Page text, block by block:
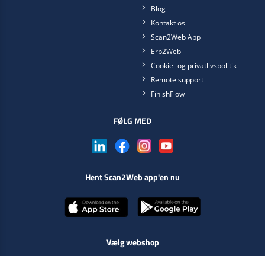
Blog
Kontakt os
Scan2Web App
Erp2Web
Cookie- og privatlivspolitik
Remote support
FinishFlow
FØLG MED
Hent Scan2Web app'en nu
Vælg webshop